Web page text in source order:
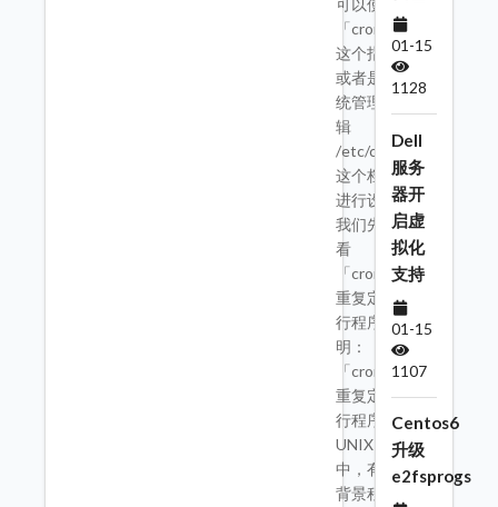
可以使用
「crontab」
这个指令，
或者是由系
统管理者编
辑
/etc/crontab
这个档案来
进行设定。
我们先来看
看
「crontab」
重复定时执
行程序的说
明：
「crontab」
重复定时执
行程序在
UNIX 系统
中，有一个
背景程序会
01-15
1128
Dell
服务
器开
启虚
拟化
支持
01-15
1107
Centos6
升级
e2fsprogs